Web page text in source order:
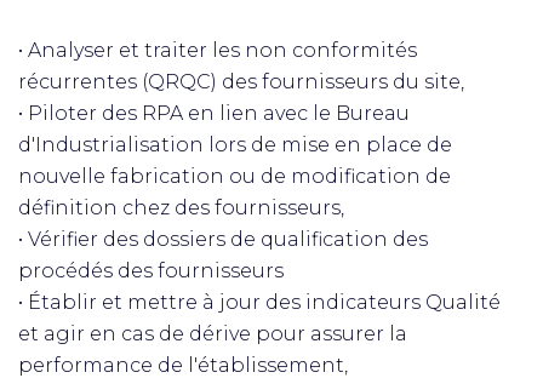
• Analyser et traiter les non conformités
récurrentes (QRQC) des fournisseurs du site,
• Piloter des RPA en lien avec le Bureau
d'Industrialisation lors de mise en place de
nouvelle fabrication ou de modification de
définition chez des fournisseurs,
• Vérifier des dossiers de qualification des
procédés des fournisseurs
• Établir et mettre à jour des indicateurs Qualité
et agir en cas de dérive pour assurer la
performance de l'établissement,